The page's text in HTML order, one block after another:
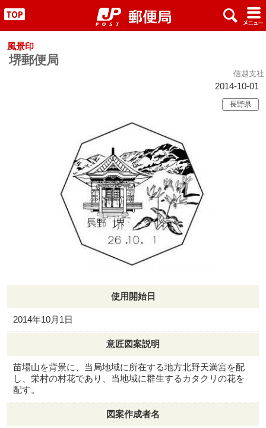
" x #
風景印
堺郵便局
信越支社
2014-10-01
長野県
使用開始日
2014年10月1日
意匠図案説明
苗場山を背景に、当局地域に所在する地方北野天満宮を配
し、栄村の村花であり、当地域に群生するカタクリの花を
配す。
図案作成者名